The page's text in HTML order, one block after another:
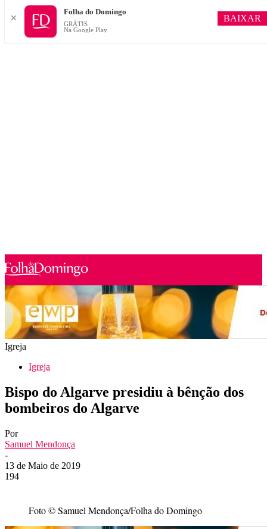
Igreja
Igreja
Bispo do Algarve presidiu à bênção dos
bombeiros do Algarve
Por
Samuel Mendonça
-
13 de Maio de 2019
194
Foto © Samuel Mendonça/Folha do Domingo
✕
Folha do Domingo
GRÁTIS
Na Google Play
BAIXAR